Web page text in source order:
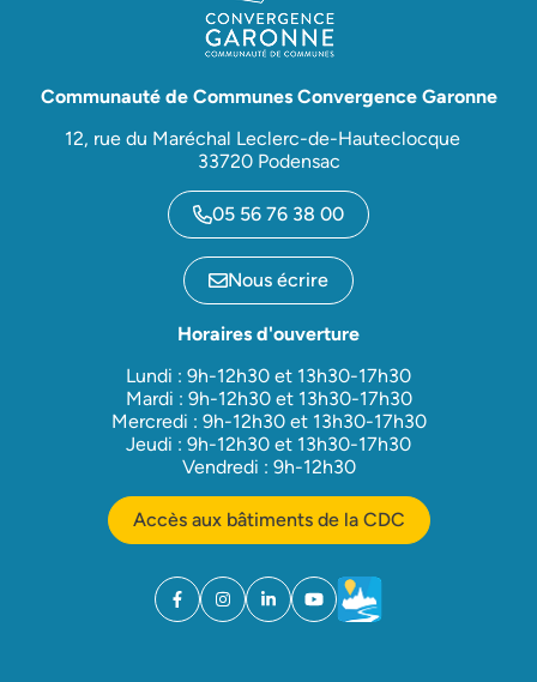
Communauté de Communes Convergence Garonne
12, rue du Maréchal Leclerc-de-Hauteclocque
33720 Podensac
05 56 76 38 00
Nous écrire
Horaires d'ouverture
Lundi : 9h-12h30 et 13h30-17h30
Mardi : 9h-12h30 et 13h30-17h30
Mercredi : 9h-12h30 et 13h30-17h30
Jeudi : 9h-12h30 et 13h30-17h30
Vendredi : 9h-12h30
Accès aux bâtiments de la CDC
Facebook
(ouverture dans un nouvel onglet)
Instagram
(ouverture dans un nouvel onglet)
Linkedin
(ouverture dans un nouvel onglet)
YouTube
(ouverture dans un nouvel
Météo
(ouverture dans un